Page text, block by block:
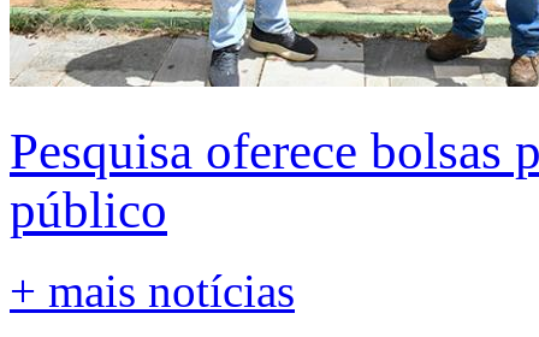
Pesquisa oferece bolsas
público
+ mais notícias